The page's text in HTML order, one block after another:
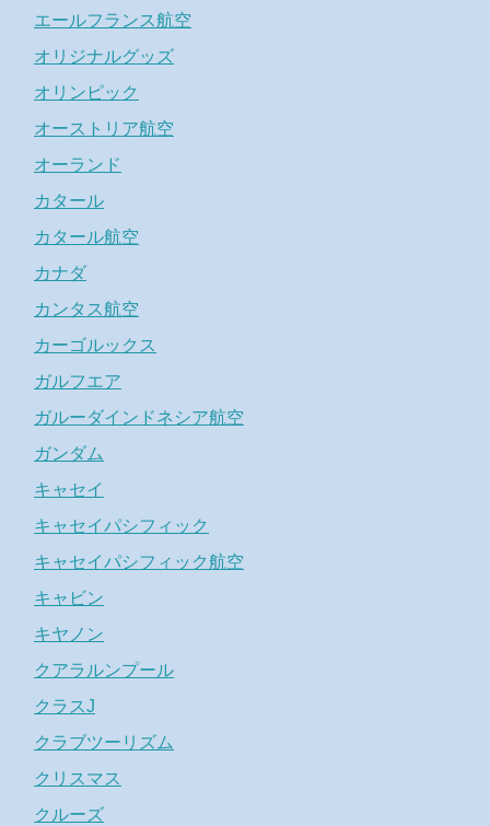
エールフランス航空
オリジナルグッズ
オリンピック
オーストリア航空
オーランド
カタール
カタール航空
カナダ
カンタス航空
カーゴルックス
ガルフエア
ガルーダインドネシア航空
ガンダム
キャセイ
キャセイパシフィック
キャセイパシフィック航空
キャビン
キヤノン
クアラルンプール
クラスJ
クラブツーリズム
クリスマス
クルーズ